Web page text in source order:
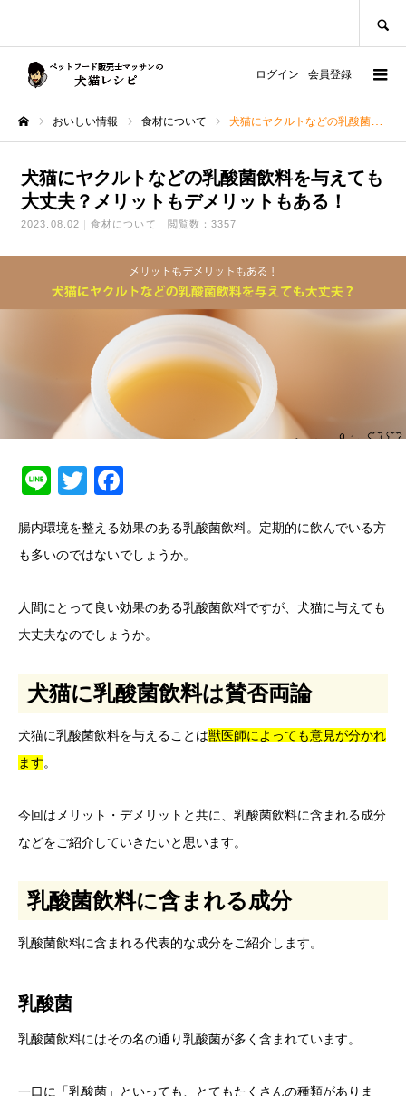
ログイン 会員登録
おいしい情報 食材について 犬猫にヤクルトなどの乳酸菌飲料を与えても大丈夫？メリットもデメリットもある！
犬猫にヤクルトなどの乳酸菌飲料を与えても
大丈夫？メリットもデメリットもある！
2023.08.02 食材について 閲覧数：3357
LineTwitter
腸内環境を整える効果のある乳酸菌飲料。定期的に飲んでいる方
も多いのではないでしょうか。
人間にとって良い効果のある乳酸菌飲料ですが、犬猫に与えても
大丈夫なのでしょうか。
犬猫に乳酸菌飲料は賛否両論
犬猫に乳酸菌飲料を与えることは獣医師によっても意見が分かれ
ます。
今回はメリット・デメリットと共に、乳酸菌飲料に含まれる成分
などをご紹介していきたいと思います。
乳酸菌飲料に含まれる成分
乳酸菌飲料に含まれる代表的な成分をご紹介します。
乳酸菌
乳酸菌飲料にはその名の通り乳酸菌が多く含まれています。
一口に「乳酸菌」といっても、とてもたくさんの種類がありま